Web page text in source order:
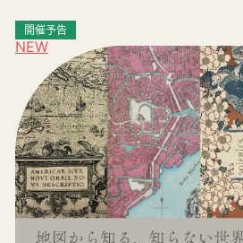
NEW
開催予告